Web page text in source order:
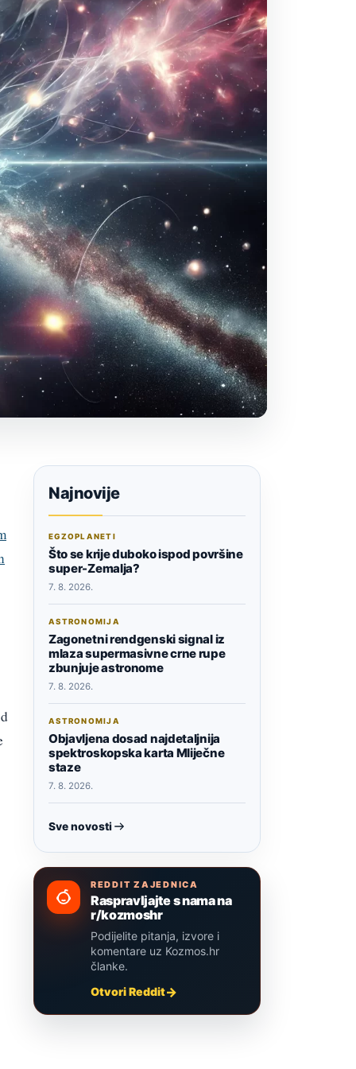
Najnovije
EGZOPLANETI
Što se krije duboko ispod površine
super-Zemalja?
7. 8. 2026.
ASTRONOMIJA
Zagonetni rendgenski signal iz
mlaza supermasivne crne rupe
zbunjuje astronome
7. 8. 2026.
ASTRONOMIJA
Objavljena dosad najdetaljnija
spektroskopska karta Mliječne
staze
7. 8. 2026.
Sve novosti
REDDIT ZAJEDNICA
Raspravljajte s nama na
r/kozmoshr
Podijelite pitanja, izvore i
komentare uz Kozmos.hr
članke.
Otvori Reddit